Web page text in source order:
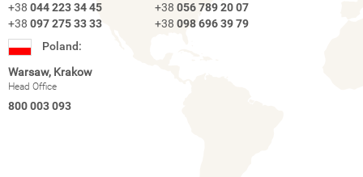
+38 044 223 34 45
+38 097 275 33 33
+38 056 789 20 07
+38 098 696 39 79
Poland:
Warsaw, Krakow
Head Office
800 003 093